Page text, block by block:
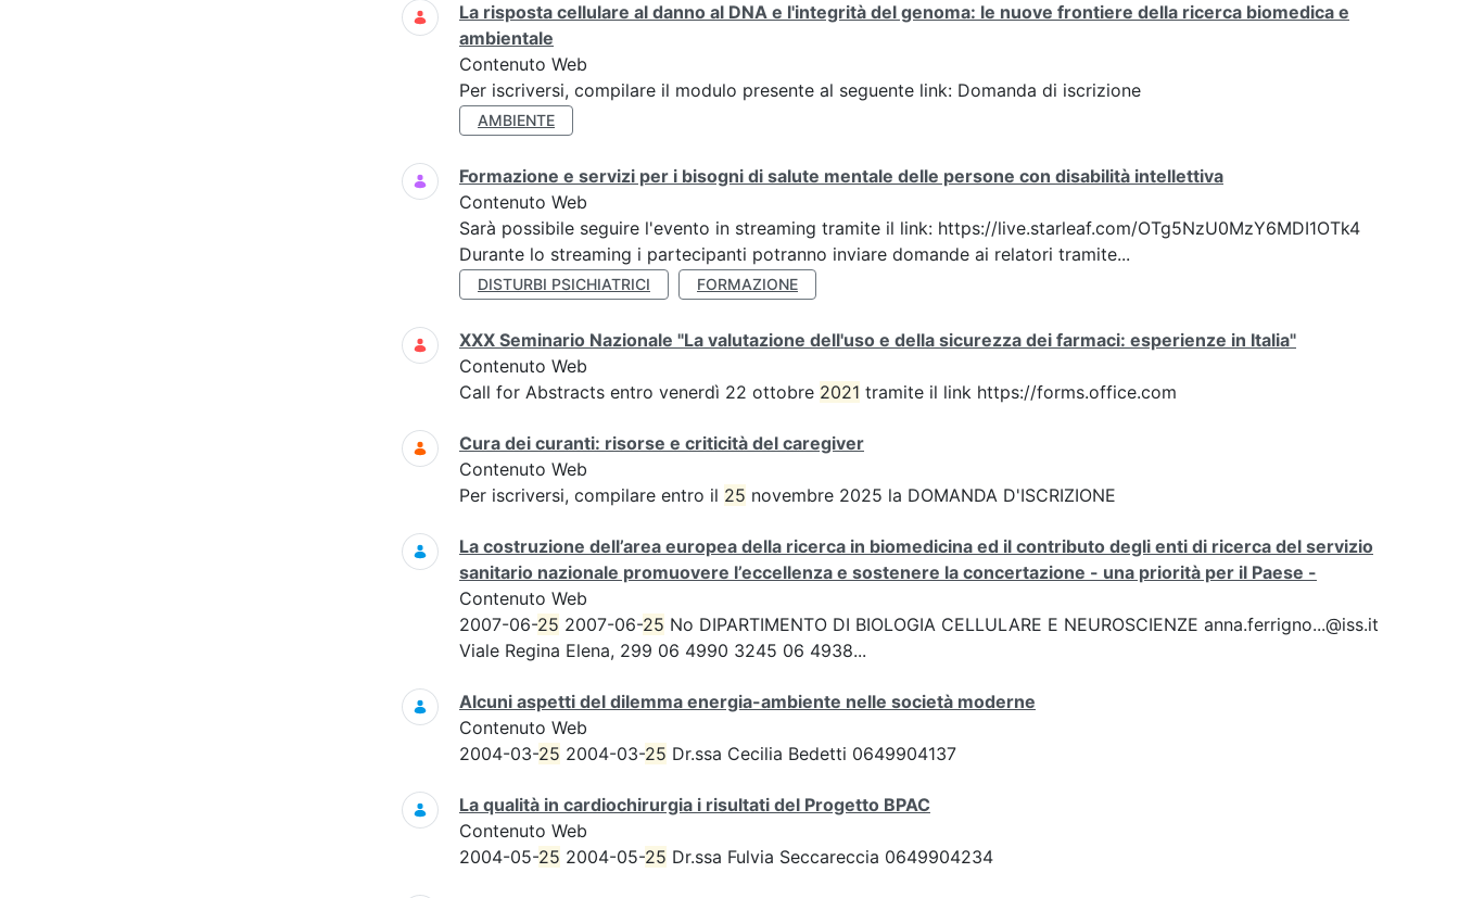
La risposta cellulare al danno al DNA e l'integrità del genoma: le nuove frontiere della ricerca biomedica e
ambientale
Contenuto Web
Per iscriversi, compilare il modulo presente al seguente link: Domanda di iscrizione
AMBIENTE
Formazione e servizi per i bisogni di salute mentale delle persone con disabilità intellettiva
Contenuto Web
Sarà possibile seguire l'evento in streaming tramite il link: https://live.starleaf.com/OTg5NzU0MzY6MDI1OTk4
Durante lo streaming i partecipanti potranno inviare domande ai relatori tramite...
DISTURBI PSICHIATRICI FORMAZIONE
XXX Seminario Nazionale "La valutazione dell'uso e della sicurezza dei farmaci: esperienze in Italia"
Contenuto Web
Call for Abstracts entro venerdì 22 ottobre 2021 tramite il link https://forms.office.com
Cura dei curanti: risorse e criticità del caregiver
Contenuto Web
Per iscriversi, compilare entro il 25 novembre 2025 la DOMANDA D'ISCRIZIONE
La costruzione dell’area europea della ricerca in biomedicina ed il contributo degli enti di ricerca del servizio
sanitario nazionale promuovere l’eccellenza e sostenere la concertazione - una priorità per il Paese -
Contenuto Web
2007-06-25 2007-06-25 No DIPARTIMENTO DI BIOLOGIA CELLULARE E NEUROSCIENZE anna.ferrigno...@iss.it
Viale Regina Elena, 299 06 4990 3245 06 4938...
Alcuni aspetti del dilemma energia-ambiente nelle società moderne
Contenuto Web
2004-03-25 2004-03-25 Dr.ssa Cecilia Bedetti 0649904137
La qualità in cardiochirurgia i risultati del Progetto BPAC
Contenuto Web
2004-05-25 2004-05-25 Dr.ssa Fulvia Seccareccia 0649904234